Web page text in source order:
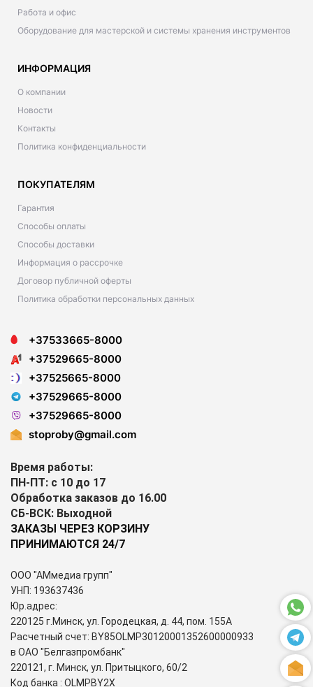
Работа и офис
Оборудование для мастерской и системы хранения инструментов
ИНФОРМАЦИЯ
О компании
Новости
Контакты
Политика конфиденциальности
ПОКУПАТЕЛЯМ
Гарантия
Способы оплаты
Способы доставки
Информация о рассрочке
Договор публичной оферты
Политика обработки персональных данных
+37533665-8000
+37529665-8000
+37525665-8000
+37529665-8000
+37529665-8000
stoproby@gmail.com
Время работы:
ПН-ПТ: с 10 до 17
Обработка заказов до 16.00
СБ-ВСК: Выходной
ЗАКАЗЫ ЧЕРЕЗ КОРЗИНУ
ПРИНИМАЮТСЯ 24/7
ООО "АМмедиа групп"
УНП: 193637436
Юр.адрес:
220125 г.Минск, ул. Городецкая, д. 44, пом. 155А
Расчетный счет: BY85OLMP30120001352600000933
в ОАО "Белгазпромбанк"
220121, г. Минск, ул. Притыцкого, 60/2
Код банка : OLMPBY2X